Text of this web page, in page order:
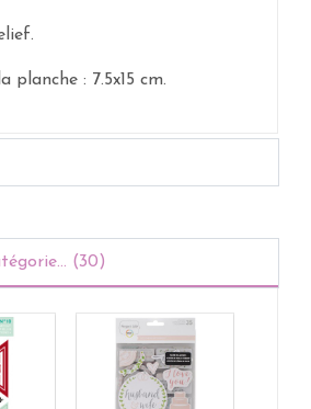
planche : 7.5x15 cm.
(30)